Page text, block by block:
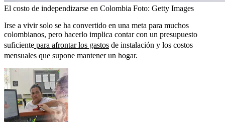
El costo de independizarse en Colombia Foto: Getty Images
Irse a vivir solo se ha convertido en una meta para muchos
colombianos, pero hacerlo implica contar con un presupuesto
suficiente para afrontar los gastos de instalación y los costos
mensuales que supone mantener un hogar.